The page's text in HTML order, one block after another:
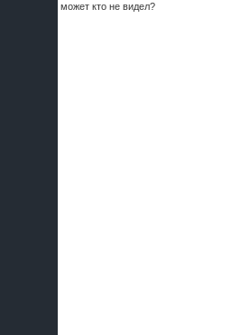
может кто не видел?